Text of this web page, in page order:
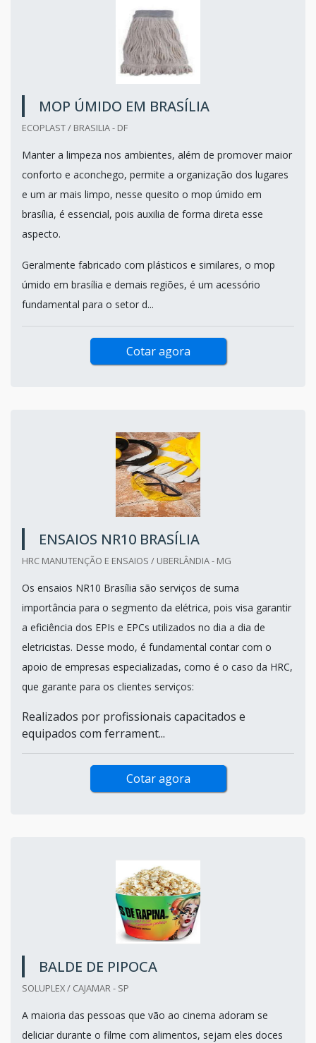
MOP ÚMIDO EM BRASÍLIA
ECOPLAST / BRASILIA - DF
Manter a limpeza nos ambientes, além de promover maior
conforto e aconchego, permite a organização dos lugares
e um ar mais limpo, nesse quesito o mop úmido em
brasília, é essencial, pois auxilia de forma direta esse
aspecto.
Geralmente fabricado com plásticos e similares, o mop
úmido em brasília e demais regiões, é um acessório
fundamental para o setor d...
Cotar agora
ENSAIOS NR10 BRASÍLIA
HRC MANUTENÇÃO E ENSAIOS / UBERLÂNDIA - MG
Os ensaios NR10 Brasília são serviços de suma
importância para o segmento da elétrica, pois visa garantir
a eficiência dos EPIs e EPCs utilizados no dia a dia de
eletricistas. Desse modo, é fundamental contar com o
apoio de empresas especializadas, como é o caso da HRC,
que garante para os clientes serviços:
Realizados por profissionais capacitados e
equipados com ferrament...
Cotar agora
BALDE DE PIPOCA
SOLUPLEX / CAJAMAR - SP
A maioria das pessoas que vão ao cinema adoram se
deliciar durante o filme com alimentos, sejam eles doces